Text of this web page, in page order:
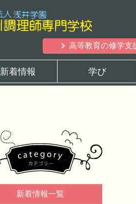
高等教育の修学支
新着情報 学び
新着情報一覧